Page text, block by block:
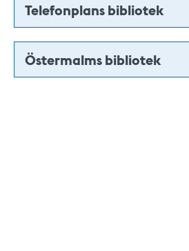
Telefonplans bibliotek
Östermalms bibliotek